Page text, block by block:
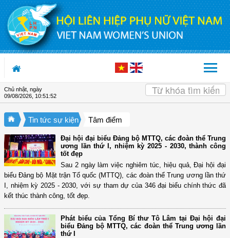
Truy cập nội dung luôn
Chủ nhật, ngày
09/08/2026, 10:51:53
Tin tức sự kiện Tâm điểm
Đại hội đại biểu Đảng bộ MTTQ, các đoàn thể Trung
ương lần thứ I, nhiệm kỳ 2025 - 2030, thành công
tốt đẹp
Sau 2 ngày làm việc nghiêm túc, hiệu quả, Đại hội đại
biểu Đảng bộ Mặt trận Tổ quốc (MTTQ), các đoàn thể Trung ương lần thứ
I, nhiệm kỳ 2025 - 2030, với sự tham dự của 346 đại biểu chính thức đã
kết thúc thành công, tốt đẹp.
Phát biểu của Tổng Bí thư Tô Lâm tại Đại hội đại
biểu Đảng bộ MTTQ, các đoàn thể Trung ương lần
thứ I